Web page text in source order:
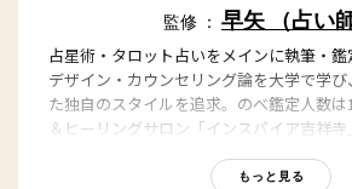
監修 ： 早矢 （占い師
占星術・タロット占いをメインに執筆・
デザイン・カウンセリング論を大学で学
た独自のスタイルを追求。のべ鑑定人数
＆ヒーリングサロン「インスパイア吉祥
ミュニケーションズ）。
もっと見る